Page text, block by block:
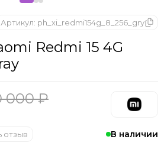
В наличии
Redmi 15 4G
Артикул: ph_xi_redmi154g_8_256_gry
отзыв
000 ₽